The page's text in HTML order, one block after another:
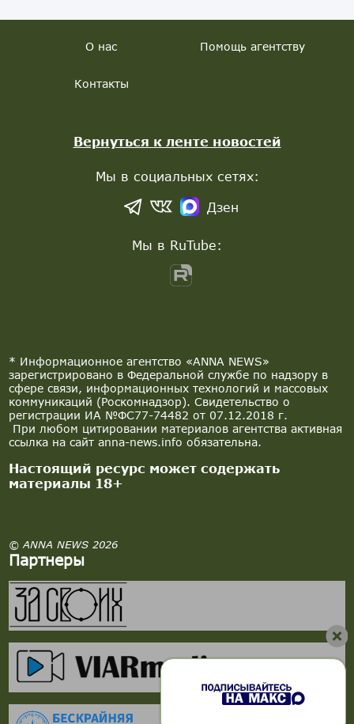
* Информационное агентство «ANNA NEWS»
зарегистрировано в Федеральной службе по надзору в
сфере связи, информационных технологий и массовых
коммуникаций (Роскомнадзор). Свидетельство о
регистрации ИА №ФС77-74482 от 07.12.2018 г.
При любом цитировании материалов агентства активная
ссылка на сайт anna-news.info обязательна.
Настоящий ресурс может содержать
материалы 18+
© ANNA NEWS 2026
Партнеры
О нас Помощь агентству
Контакты
Вернуться к ленте новостей
Мы в социальных сетях:
Дзен
Мы в RuTube: